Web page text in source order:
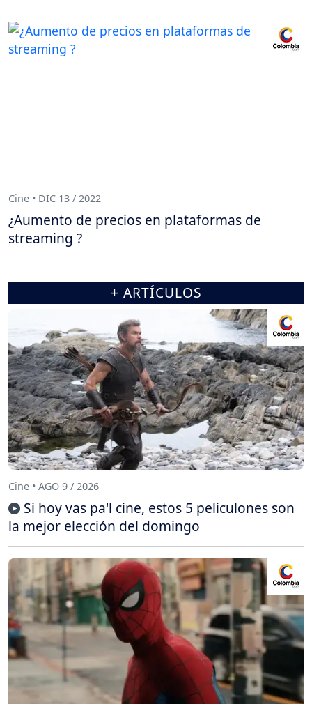
Cine • DIC 13 / 2022
¿Aumento de precios en plataformas de
streaming ?
+ ARTÍCULOS
Cine • AGO 9 / 2026
Si hoy vas pa'l cine, estos 5 peliculones son
la mejor elección del domingo